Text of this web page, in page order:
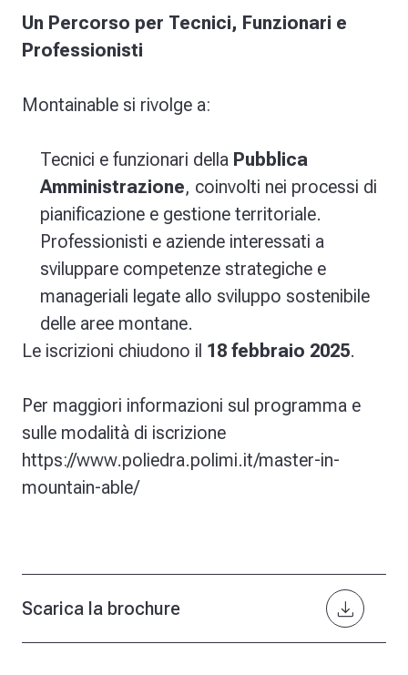
Scarica la brochure download
Un Percorso per Tecnici, Funzionari e
Professionisti
Montainable si rivolge a:
Tecnici e funzionari della Pubblica
Amministrazione, coinvolti nei processi di
pianificazione e gestione territoriale.
Professionisti e aziende interessati a
sviluppare competenze strategiche e
manageriali legate allo sviluppo sostenibile
delle aree montane.
Le iscrizioni chiudono il 18 febbraio 2025.
Per maggiori informazioni sul programma e
sulle modalità di iscrizione
https://www.poliedra.polimi.it/master-in-
mountain-able/